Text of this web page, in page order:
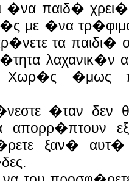
�να παιδ�
με �να
τα
λαχανικ�ν
�μως
�ταν
απορρ�πτουν
ξαν�